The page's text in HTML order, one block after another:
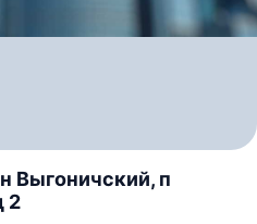
Выгоничский, п
2